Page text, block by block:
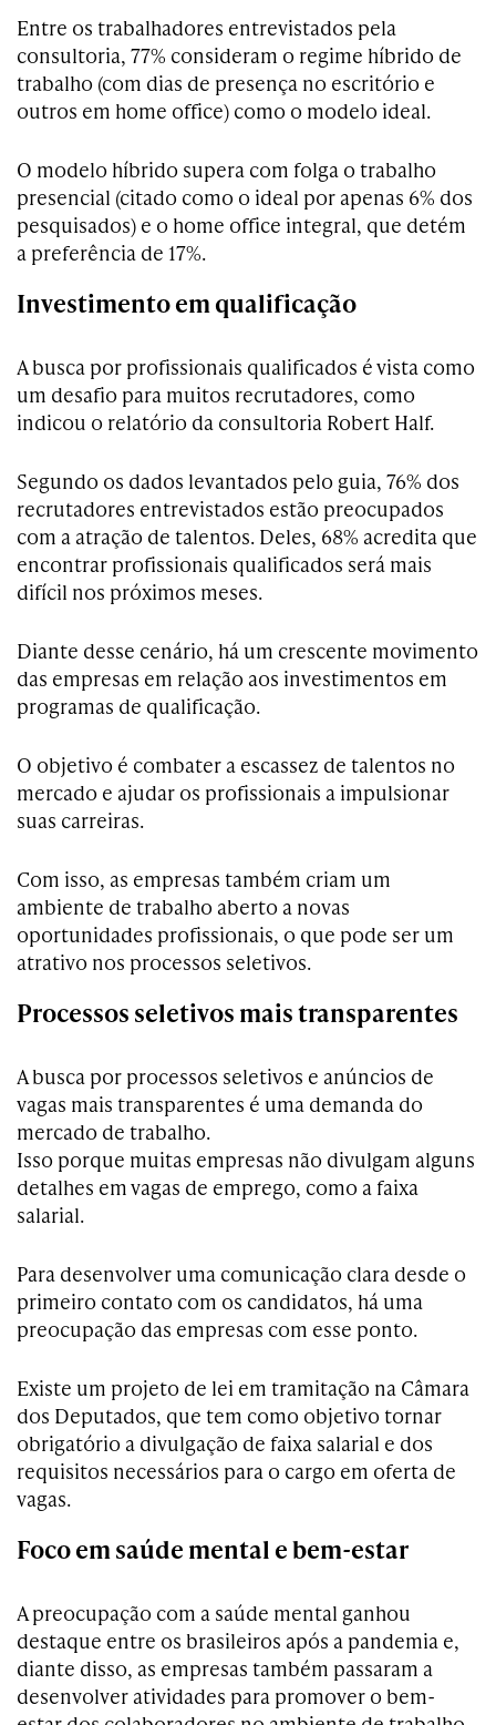
Entre os trabalhadores entrevistados pela
consultoria, 77% consideram o regime híbrido de
trabalho (com dias de presença no escritório e
outros em home office) como o modelo ideal.
O modelo híbrido supera com folga o trabalho
presencial (citado como o ideal por apenas 6% dos
pesquisados) e o home office integral, que detém
a preferência de 17%.
Investimento em qualificação
A busca por profissionais qualificados é vista como
um desafio para muitos recrutadores, como
indicou o relatório da consultoria Robert Half.
Segundo os dados levantados pelo guia, 76% dos
recrutadores entrevistados estão preocupados
com a atração de talentos. Deles, 68% acredita que
encontrar profissionais qualificados será mais
difícil nos próximos meses.
Diante desse cenário, há um crescente movimento
das empresas em relação aos investimentos em
programas de qualificação.
O objetivo é combater a escassez de talentos no
mercado e ajudar os profissionais a impulsionar
suas carreiras.
Com isso, as empresas também criam um
ambiente de trabalho aberto a novas
oportunidades profissionais, o que pode ser um
atrativo nos processos seletivos.
Processos seletivos mais transparentes
A busca por processos seletivos e anúncios de
vagas mais transparentes é uma demanda do
mercado de trabalho.
Isso porque muitas empresas não divulgam alguns
detalhes em vagas de emprego, como a faixa
salarial.
Para desenvolver uma comunicação clara desde o
primeiro contato com os candidatos, há uma
preocupação das empresas com esse ponto.
Existe um projeto de lei em tramitação na Câmara
dos Deputados, que tem como objetivo tornar
obrigatório a divulgação de faixa salarial e dos
requisitos necessários para o cargo em oferta de
vagas.
Foco em saúde mental e bem-estar
A preocupação com a saúde mental ganhou
destaque entre os brasileiros após a pandemia e,
diante disso, as empresas também passaram a
desenvolver atividades para promover o bem-